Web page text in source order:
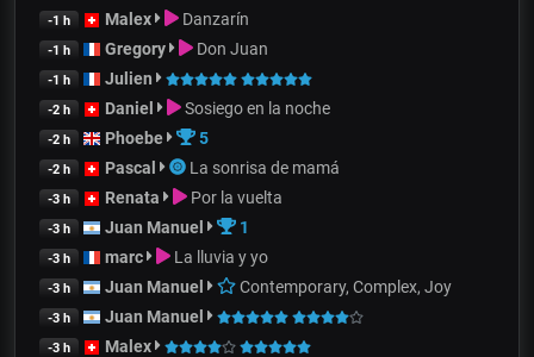
-1 h Malex Danzarín
-1 h Gregory Don Juan
-1 h Julien
-2 h Daniel Sosiego en la noche
-2 h Phoebe 5
-2 h Pascal La sonrisa de mamá
-3 h Renata Por la vuelta
-3 h Juan Manuel 1
-3 h marc La lluvia y yo
-3 h Juan Manuel Contemporary, Complex, Joy
-3 h Juan Manuel
-3 h Malex